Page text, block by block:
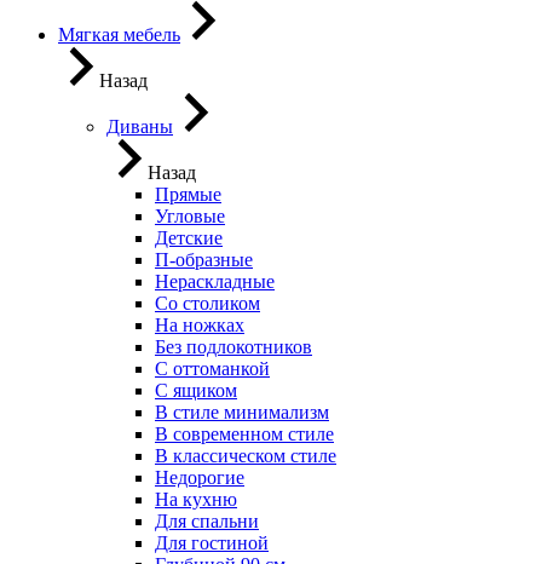
Мягкая мебель
Назад
Диваны
Назад
Прямые
Угловые
Детские
П-образные
Нераскладные
Со столиком
На ножках
Без подлокотников
С оттоманкой
С ящиком
В стиле минимализм
В современном стиле
В классическом стиле
Недорогие
На кухню
Для спальни
Для гостиной